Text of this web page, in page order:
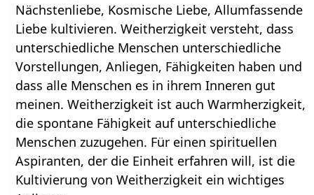
Nächstenliebe, Kosmische Liebe, Allumfassende
Liebe kultivieren. Weitherzigkeit versteht, dass
unterschiedliche Menschen unterschiedliche
Vorstellungen, Anliegen, Fähigkeiten haben und
dass alle Menschen es in ihrem Inneren gut
meinen. Weitherzigkeit ist auch Warmherzigkeit,
die spontane Fähigkeit auf unterschiedliche
Menschen zuzugehen. Für einen spirituellen
Aspiranten, der die Einheit erfahren will, ist die
Kultivierung von Weitherzigkeit ein wichtiges